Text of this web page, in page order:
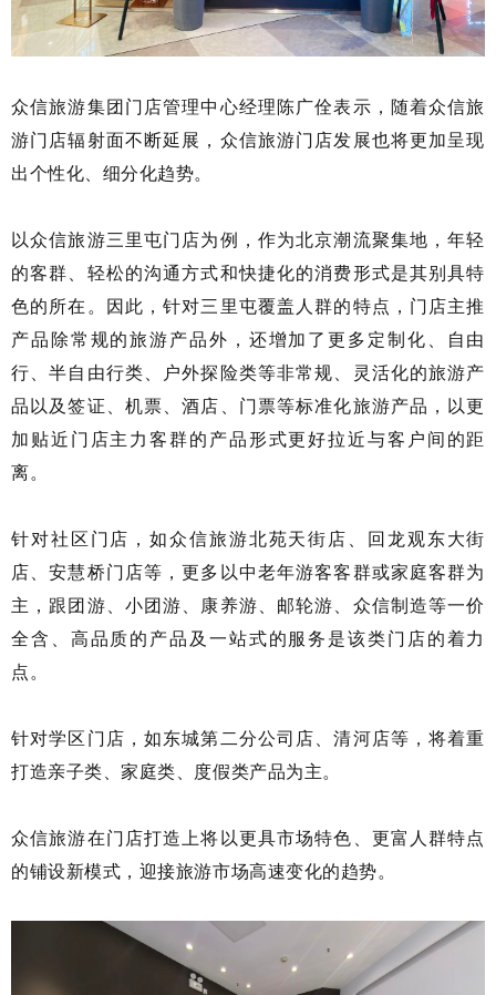
众信旅游集团门店管理中心经理陈广佺表示，随着众信旅
游门店辐射面不断延展，众信旅游门店发展也将更加呈现
出个性化、细分化趋势。
以众信旅游三里屯门店为例，作为北京潮流聚集地，年轻
的客群、轻松的沟通方式和快捷化的消费形式是其别具特
色的所在。因此，针对三里屯覆盖人群的特点，门店主推
产品除常规的旅游产品外，还增加了更多定制化、自由
行、半自由行类、户外探险类等非常规、灵活化的旅游产
品以及签证、机票、酒店、门票等标准化旅游产品，以更
加贴近门店主力客群的产品形式更好拉近与客户间的距
离。
针对社区门店，如众信旅游北苑天街店、回龙观东大街
店、安慧桥门店等，更多以中老年游客客群或家庭客群为
主，跟团游、小团游、康养游、邮轮游、众信制造等一价
全含、高品质的产品及一站式的服务是该类门店的着力
点。
针对学区门店，如东城第二分公司店、清河店等，将着重
打造亲子类、家庭类、度假类产品为主。
众信旅游在门店打造上将以更具市场特色、更富人群特点
的铺设新模式，迎接旅游市场高速变化的趋势。